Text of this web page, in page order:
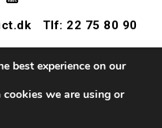
Tlf: 22 75 80 90
best experience on our
we are using or